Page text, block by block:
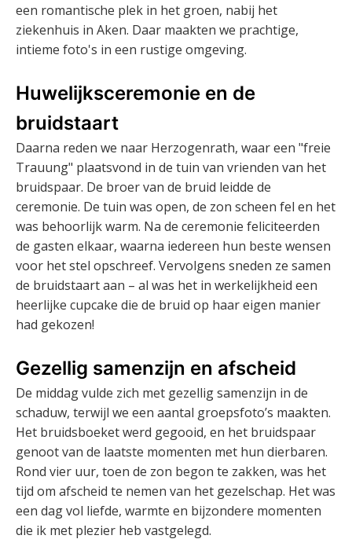
een romantische plek in het groen, nabij het
ziekenhuis in Aken. Daar maakten we prachtige,
intieme foto's in een rustige omgeving.
Huwelijksceremonie en de
bruidstaart
Daarna reden we naar Herzogenrath, waar een "freie
Trauung" plaatsvond in de tuin van vrienden van het
bruidspaar. De broer van de bruid leidde de
ceremonie. De tuin was open, de zon scheen fel en het
was behoorlijk warm. Na de ceremonie feliciteerden
de gasten elkaar, waarna iedereen hun beste wensen
voor het stel opschreef. Vervolgens sneden ze samen
de bruidstaart aan – al was het in werkelijkheid een
heerlijke cupcake die de bruid op haar eigen manier
had gekozen!
Gezellig samenzijn en afscheid
De middag vulde zich met gezellig samenzijn in de
schaduw, terwijl we een aantal groepsfoto’s maakten.
Het bruidsboeket werd gegooid, en het bruidspaar
genoot van de laatste momenten met hun dierbaren.
Rond vier uur, toen de zon begon te zakken, was het
tijd om afscheid te nemen van het gezelschap. Het was
een dag vol liefde, warmte en bijzondere momenten
die ik met plezier heb vastgelegd.